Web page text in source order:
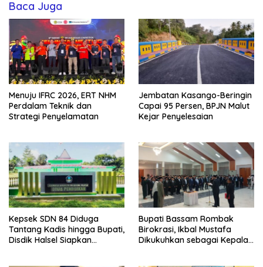
Baca Juga
Menuju IFRC 2026, ERT NHM
Perdalam Teknik dan
Strategi Penyelamatan
Jembatan Kasango-Beringin
Capai 95 Persen, BPJN Malut
Kejar Penyelesaian
Kepsek SDN 84 Diduga
Tantang Kadis hingga Bupati,
Disdik Halsel Siapkan
Bupati Bassam Rombak
Birokrasi, Ikbal Mustafa
Dikukuhkan sebagai Kepala